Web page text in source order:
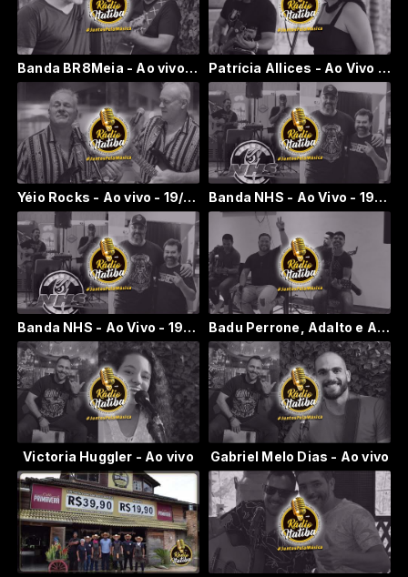
Banda BR8Meia - Ao vivo - 21/01/2023 Patrícia Allices - Ao Vivo - Restaurante da fazenda dona Maria
Yéio Rocks - Ao vivo - 19/01/2023 Banda NHS - Ao Vivo - 19/01/2023 p01
Banda NHS - Ao Vivo - 19/01/2023 p02 Badu Perrone, Adalto e Adalberto e convidados - Ao Vivo da Resenha do Trairagem Itatiba
Victoria Huggler - Ao vivo Gabriel Melo Dias - Ao vivo